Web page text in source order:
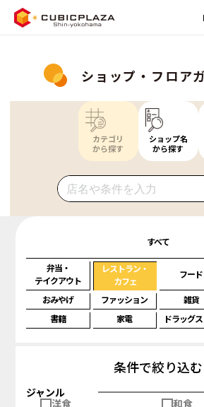
ショップ・フロア
カテゴリ
から探す
ショップ名
から探す
すべて
弁当・
テイクアウト
レストラン・
カフェ
フード
おみやげ ファッション 雑貨
書籍
家電 ドラッグ
条件で絞り込む
ジャンル
洋食
和食